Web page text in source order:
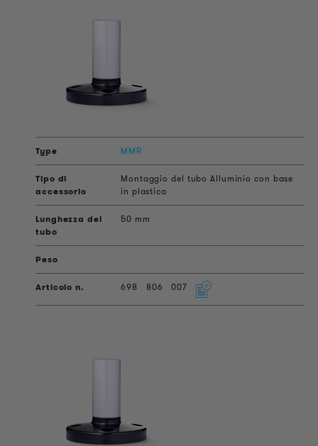
MMR
Montaggio del tubo Alluminio con base
in plastica
50 mm
698 806 007